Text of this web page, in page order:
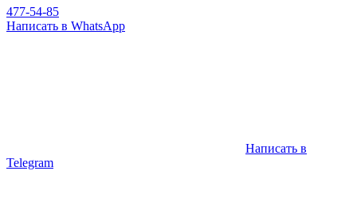
477-54-85
Написать в WhatsApp
Написать в
Telegram